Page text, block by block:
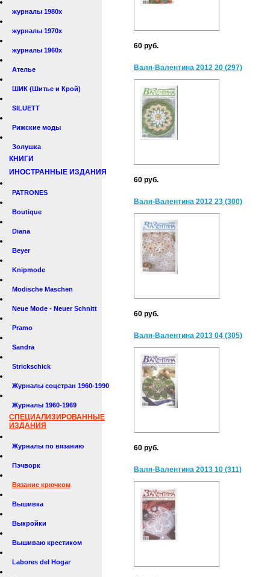
журналы 1980х
журналы 1970х
журналы 1960х
Ателье
ШИК (Шитье и Крой)
SILUETT
Рижские моды
Золушка
КНИГИ
ИНОСТРАННЫЕ ИЗДАНИЯ
PATRONES
Boutique
Diana
Beyer
Knipmode
Modische Maschen
Neue Mode - Neuer Schnitt
Pramo
Sandra
Strickschick
Журналы соцстран 1960-1990
Журналы 1960-1969
СПЕЦИАЛИЗИРОВАННЫЕ
ИЗДАНИЯ
Журналы по вязанию
Пэчворк
Вязание крючком
Вышивка
Выкройки
Вышиваю крестиком
Labores del Hogar
60 руб.
Валя-Валентина 2012 20 (297)
60 руб.
Валя-Валентина 2012 23 (300)
60 руб.
Валя-Валентина 2013 04 (305)
60 руб.
Валя-Валентина 2013 10 (311)